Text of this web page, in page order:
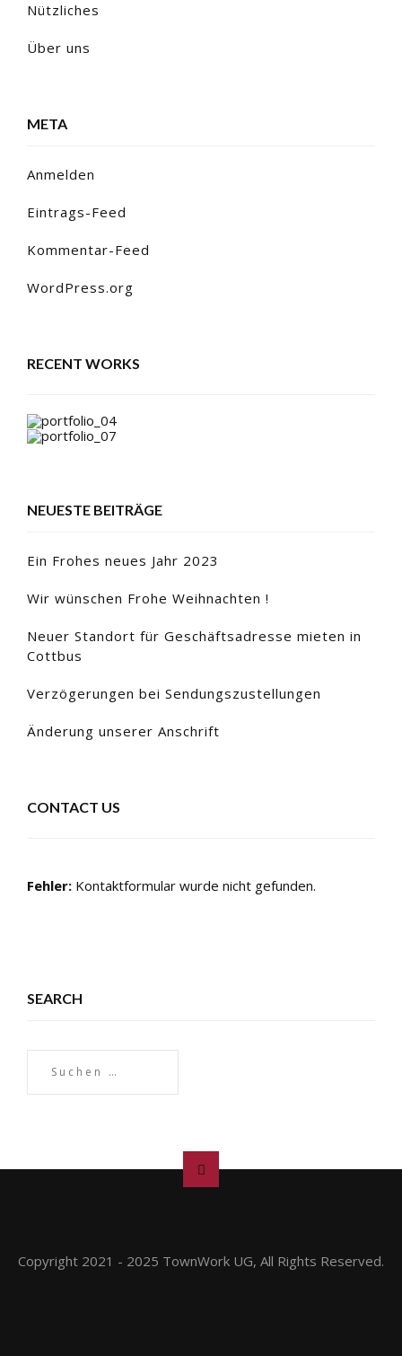
Nützliches
Über uns
META
Anmelden
Eintrags-Feed
Kommentar-Feed
WordPress.org
RECENT WORKS
NEUESTE BEITRÄGE
Ein Frohes neues Jahr 2023
Wir wünschen Frohe Weihnachten !
Neuer Standort für Geschäftsadresse mieten in
Cottbus
Verzögerungen bei Sendungszustellungen
Änderung unserer Anschrift
CONTACT US
Fehler: Kontaktformular wurde nicht gefunden.
SEARCH
Copyright 2021 - 2025 TownWork UG, All Rights Reserved.